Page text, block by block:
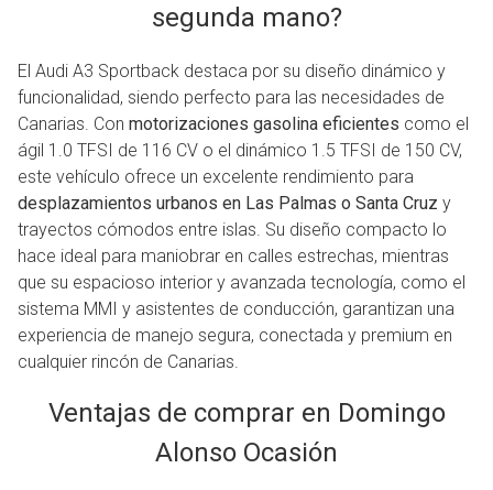
segunda mano?
El Audi A3 Sportback destaca por su diseño dinámico y
funcionalidad, siendo perfecto para las necesidades de
Canarias. Con motorizaciones gasolina eficientes como el
ágil 1.0 TFSI de 116 CV o el dinámico 1.5 TFSI de 150 CV,
este vehículo ofrece un excelente rendimiento para
desplazamientos urbanos en Las Palmas o Santa Cruz y
trayectos cómodos entre islas. Su diseño compacto lo
hace ideal para maniobrar en calles estrechas, mientras
que su espacioso interior y avanzada tecnología, como el
sistema MMI y asistentes de conducción, garantizan una
experiencia de manejo segura, conectada y premium en
cualquier rincón de Canarias.
Ventajas de comprar en Domingo
Alonso Ocasión